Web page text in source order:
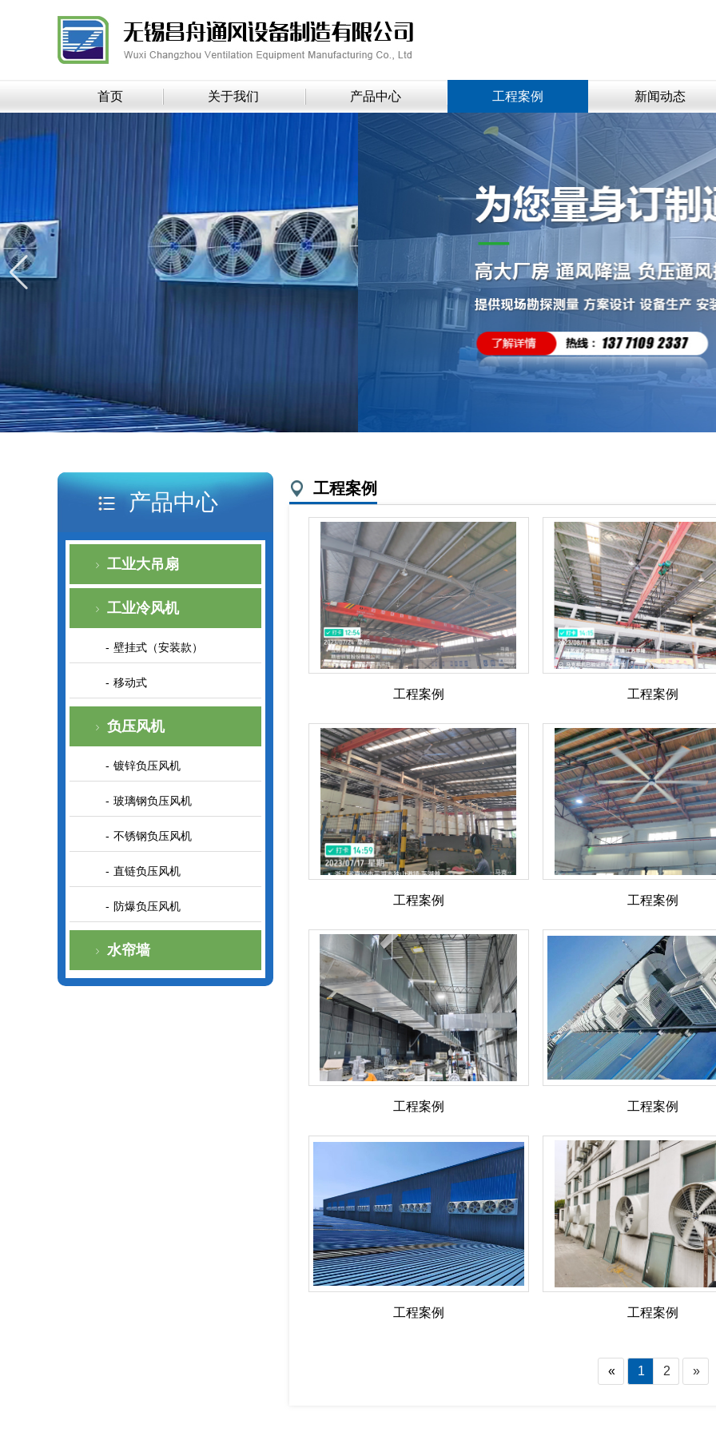
首页 关于我们 产品中心 工程案例 新闻动态
产品中心
工业大吊扇
工业冷风机
壁挂式（安装款）
移动式
负压风机
镀锌负压风机
玻璃钢负压风机
不锈钢负压风机
直链负压风机
防爆负压风机
水帘墙
工程案例
工程案例 工程案例
工程案例 工程案例
工程案例 工程案例
工程案例 工程案例
« 1 2 »